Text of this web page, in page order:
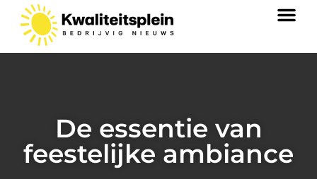
De essentie van
feestelijke ambiance